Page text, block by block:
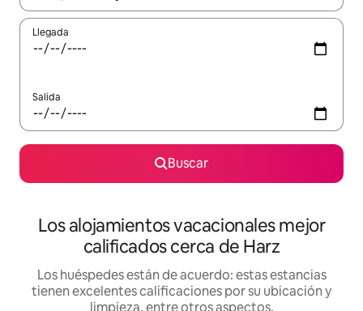
Llegada
Salida
Buscar
Los alojamientos vacacionales mejor
calificados cerca de Harz
Los huéspedes están de acuerdo: estas estancias
tienen excelentes calificaciones por su ubicación y
limpieza, entre otros aspectos.